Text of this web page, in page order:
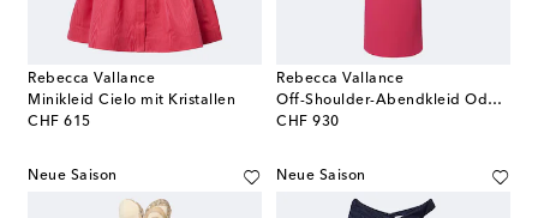
Rebecca Vallance
Minikleid Cielo mit Kristallen
CHF 615
original price
Rebecca Vallance
Off-Shoulder-Abendkleid Odetta aus Crêpe, verziert
CHF 930
original price
Neue Saison Neue Saison